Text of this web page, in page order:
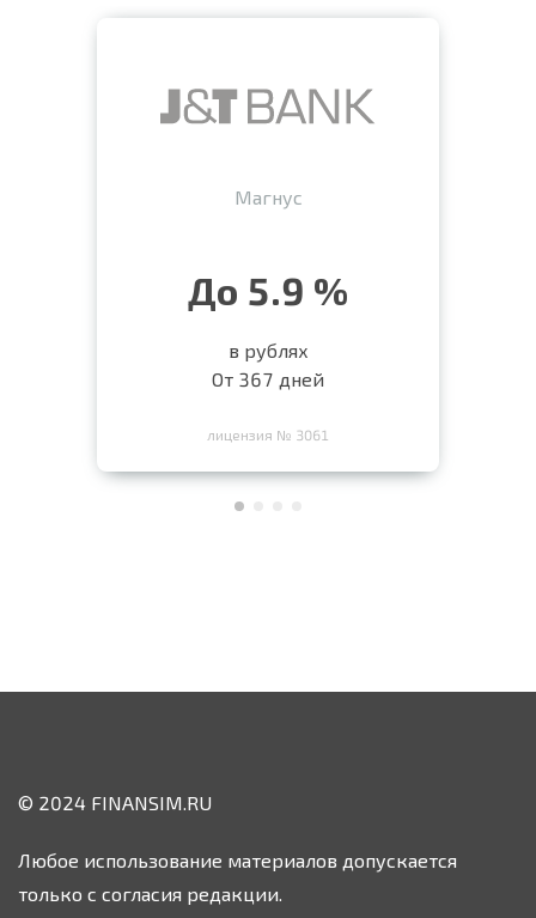
Магнус
До 5.9 %
в рублях
От 367 дней
лицензия № 3061
© 2024 FINANSIM.RU
Любое использование материалов допускается
только с согласия редакции.